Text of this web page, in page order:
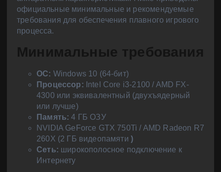
официальные минимальные и рекомендуемые
требования для обеспечения плавного игрового
процесса.
Минимальные требования
ОС: Windows 10 (64-бит)
Процессор: Intel Core i3-2100 / AMD FX-
4300 или эквивалентный (двухъядерный
или лучше)
Память:4 ГБ ОЗУ
NVIDIA GeForce GTX 750Ti / AMD Radeon R7
260X (2 ГБ видеопамяти )
Сеть: широкополосное подключение к
Интернету